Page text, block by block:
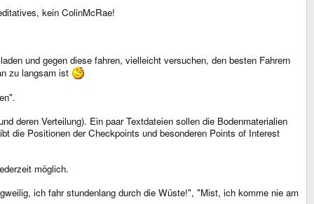
kein ColinMcRae!
und gegen diese fahren, vielleicht versuchen, den besten Fahrern
zu langsam ist
deren Verteilung). Ein paar Textdateien sollen die Bodenmaterialien
die Positionen der Checkpoints und besonderen Points of Interest
möglich.
ich fahr stundenlang durch die Wüste!", "Mist, ich komme nie am